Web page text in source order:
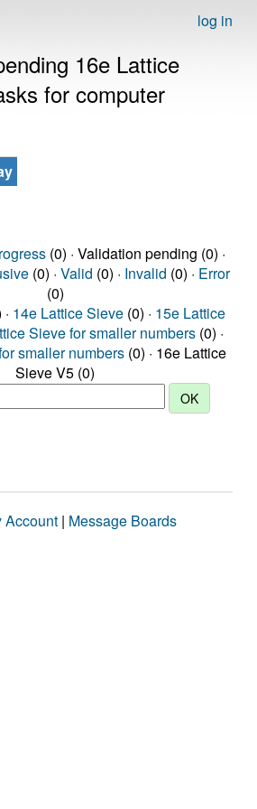
log in
16e Lattice
for computer
(0) · Validation pending (0) ·
(0) · Valid (0) · Invalid (0) · Error
(0)
14e Lattice Sieve (0) · 15e Lattice
Sieve for smaller numbers (0) ·
smaller numbers (0) · 16e Lattice
Sieve V5 (0)
Account | Message Boards